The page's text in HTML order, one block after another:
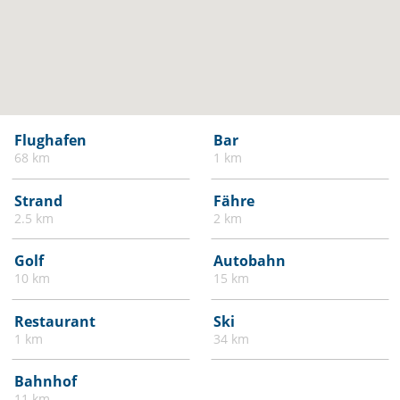
Flughafen
68 km
Bar
1 km
Strand
2.5 km
Fähre
2 km
Golf
10 km
Autobahn
15 km
Restaurant
1 km
Ski
34 km
Bahnhof